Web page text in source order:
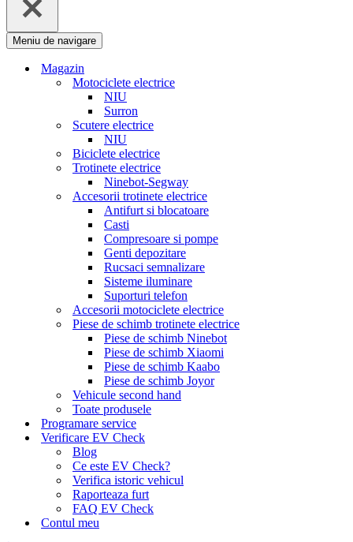
Meniu de navigare
Magazin
Motociclete electrice
NIU
Surron
Scutere electrice
NIU
Biciclete electrice
Trotinete electrice
Ninebot-Segway
Accesorii trotinete electrice
Antifurt si blocatoare
Casti
Compresoare si pompe
Genti depozitare
Rucsaci semnalizare
Sisteme iluminare
Suporturi telefon
Accesorii motociclete electrice
Piese de schimb trotinete electrice
Piese de schimb Ninebot
Piese de schimb Xiaomi
Piese de schimb Kaabo
Piese de schimb Joyor
Vehicule second hand
Toate produsele
Programare service
Verificare EV Check
Blog
Ce este EV Check?
Verifica istoric vehicul
Raporteaza furt
FAQ EV Check
Contul meu